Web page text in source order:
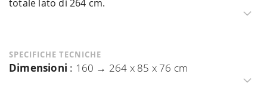
totale lato di 264 cm.
SPECIFICHE TECNICHE
Dimensioni : 160 → 264 x 85 x 76 cm